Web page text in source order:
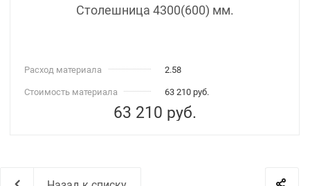
Столешница 4300(600) мм.
Расход материала 2.58
Стоимость материала 63 210 руб.
63 210 руб.